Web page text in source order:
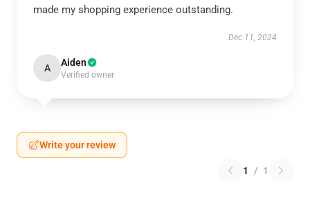
made my shopping experience outstanding.
Dec 11, 2024
A Aiden
Verified owner
Write your review
1 / 1